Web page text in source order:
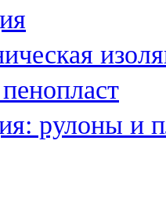
рулоны и